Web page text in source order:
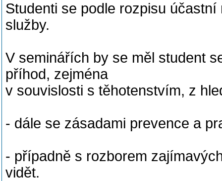
Studenti se podle rozpisu
služby.
V seminářích by se měl student
příhod, zejména
v souvislosti s těhotenstvím, z
- dále se zásadami prevence a
- případně s rozborem
vidět.